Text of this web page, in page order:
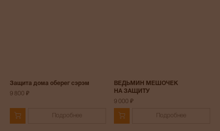
Защита дома оберег сэрэм
9 800 ₽
Подробнее
ВЕДЬМИН МЕШОЧЕК
НА ЗАЩИТУ
9 000 ₽
Подробнее